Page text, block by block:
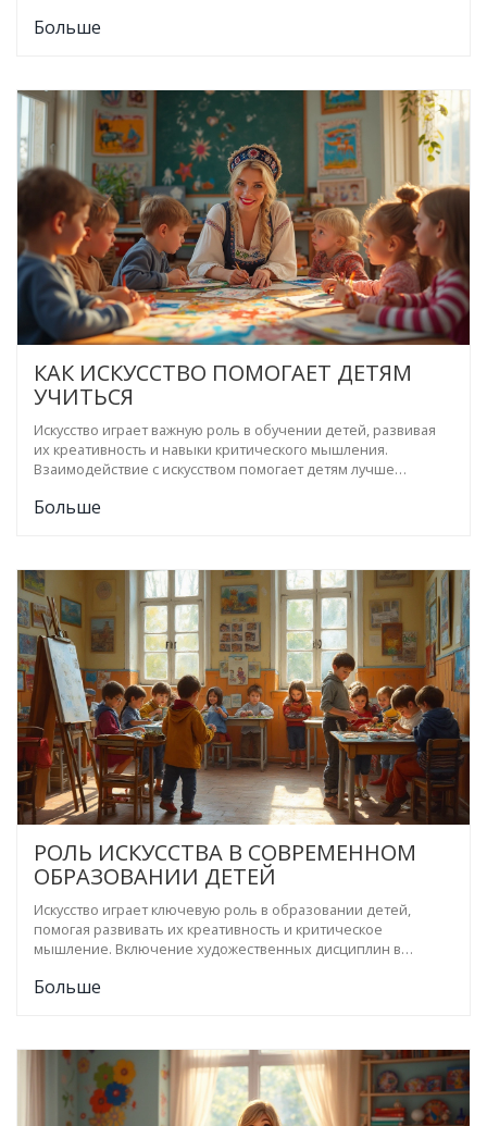
могут повысить успеваемость и уверенность в себе. В этой
Больше
КАК ИСКУССТВО ПОМОГАЕТ ДЕТЯМ
УЧИТЬСЯ
Искусство играет важную роль в обучении детей, развивая
их креативность и навыки критического мышления.
Взаимодействие с искусством помогает детям лучше
способствуют эмоциональному развитию и укрепляют
по интеграции его в повседневные школьные занятия.
Больше
РОЛЬ ИСКУССТВА В СОВРЕМЕННОМ
ОБРАЗОВАНИИ ДЕТЕЙ
Искусство играет ключевую роль в образовании детей,
помогая развивать их креативность и критическое
мышление. Включение художественных дисциплин в
личностного роста. Используя методы музыкальной,
уделяется междисциплинарному подходу, объединяющему
традиционные науки с искусством для более глубокого
понимания материала. Навыки, полученные через изучение
искусства, применимы в разнообразных сферах жизни.
Больше